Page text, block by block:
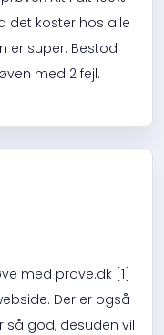
det koster hos alle
er super. Bestod
med 2 fejl.
med prove.dk [1]
Der er også
så god, desuden vil